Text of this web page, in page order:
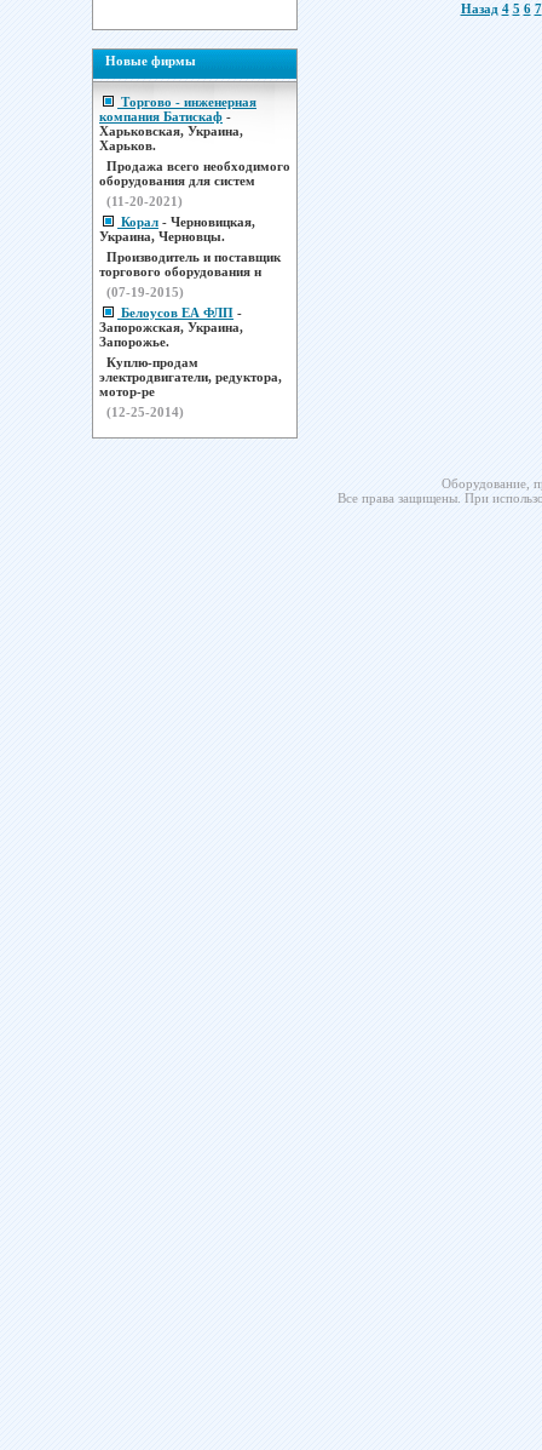
Новые фирмы
Торгово - инженерная
компания Батискаф -
Харьковская, Украина,
Харьков.
Продажа всего необходимого
оборудования для систем
(11-20-2021)
Корал - Черновицкая,
Украина, Черновцы.
Производитель и поставщик
торгового оборудования н
(07-19-2015)
Белоусов ЕА ФЛП -
Запорожская, Украина,
Запорожье.
Куплю-продам
электродвигатели, редуктора,
мотор-ре
(12-25-2014)
Назад 4 5 6 7
Оборудование,
Все права защищены. При